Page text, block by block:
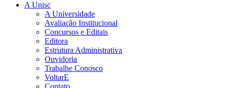
A Unisc
A Universidade
Avaliação Institucional
Concursos e Editais
Editora
Estrutura Administrativa
Ouvidoria
Trabalhe Conosco
VoltarE
Contato